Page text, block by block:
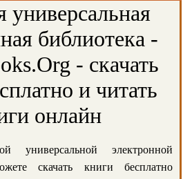
универсальная
библиотека -
- скачать
и читать
онлайн
электронной
скачать книги бесплатно